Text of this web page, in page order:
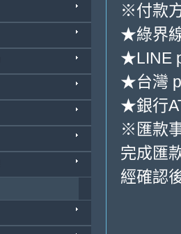
※付款
★綠界
★LINE
★台灣
★銀行
※匯款
完成匯
經確認